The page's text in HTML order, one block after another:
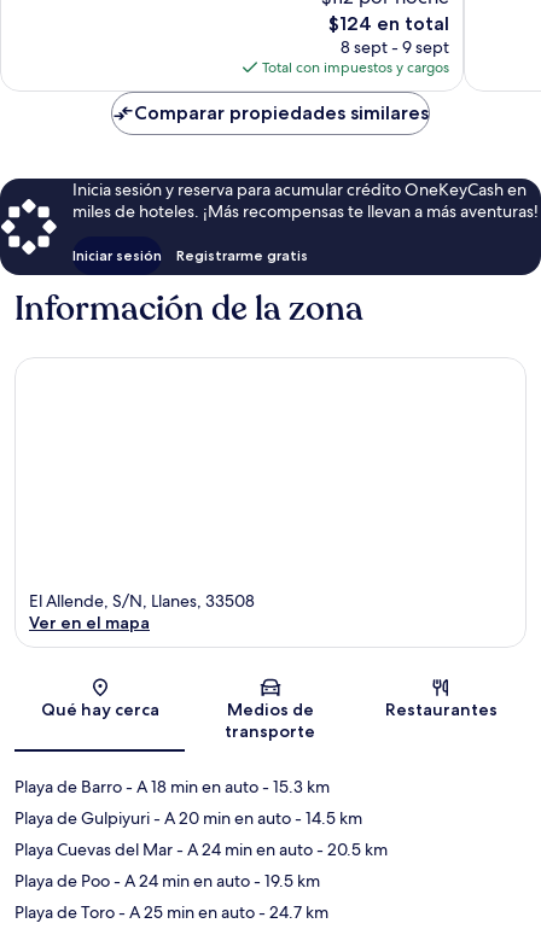
El
precio
actual
es
de
$124
$124 en total
8 sept - 9 sept
Total con impuestos y cargos
Comparar propiedades similares
Inicia sesión y reserva para acumular crédito OneKeyCash en
miles de hoteles. ¡Más recompensas te llevan a más aventuras!
Iniciar sesión Registrarme gratis
Información de la zona
Sección del mapa
El Allende, S/N, Llanes, 33508
Ver en el mapa
Qué hay cerca
Medios de
transporte
Restaurantes
Playa de Barro- A 18 min en auto- 15.3 km
Playa de Gulpiyuri- A 20 min en auto- 14.5 km
Playa Cuevas del Mar- A 24 min en auto- 20.5 km
Playa de Poo- A 24 min en auto- 19.5 km
Playa de Toro- A 25 min en auto- 24.7 km